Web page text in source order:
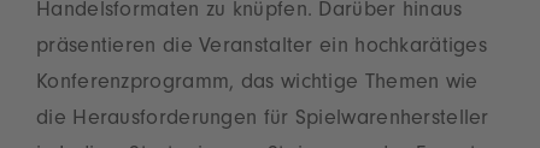
Handelsformaten zu knüpfen. Darüber hinaus
präsentieren die Veranstalter ein hochkarätiges
Konferenzprogramm, das wichtige Themen wie
die Herausforderungen für Spielwarenhersteller